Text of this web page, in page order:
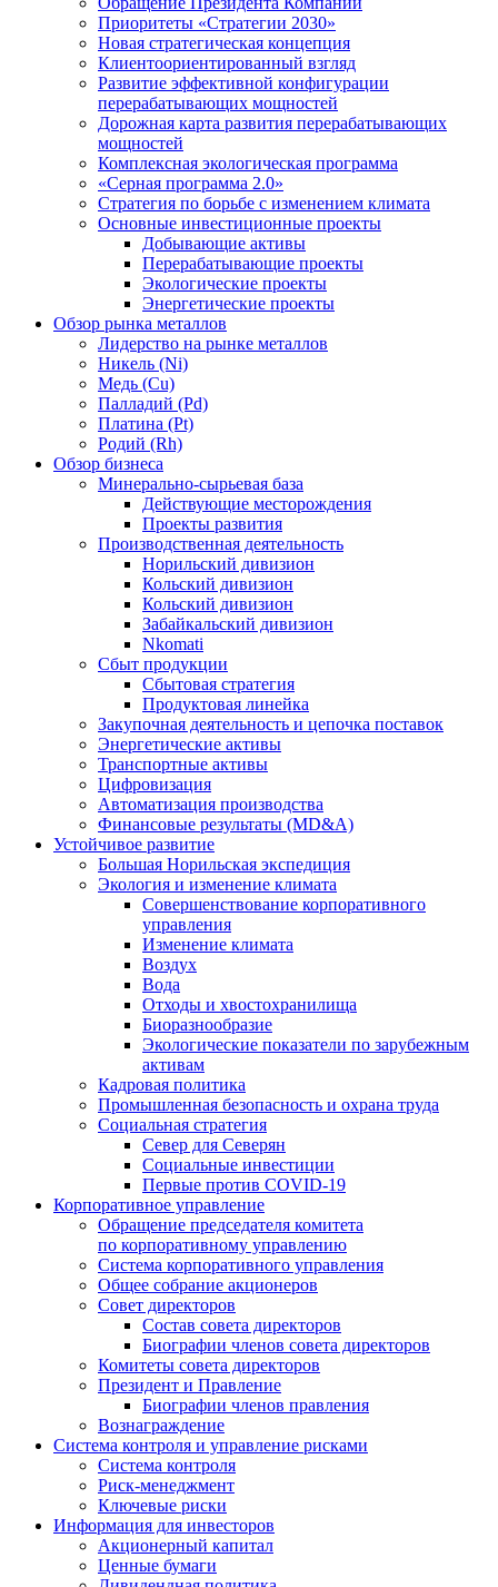
Приоритеты «Стратегии 2030»
Новая стратегическая концепция
Клиентоориентированный взгляд
Развитие эффективной конфигурации
перерабатывающих мощностей
Дорожная карта развития перерабатывающих
мощностей
Комплексная экологическая программа
«Серная программа 2.0»
Стратегия по борьбе с изменением климата
Основные инвестиционные проекты
Добывающие активы
Перерабатывающие проекты
Экологические проекты
Энергетические проекты
Обзор рынка металлов
Лидерство на рынке металлов
Никель (Ni)
Медь (Cu)
Палладий (Pd)
Платина (Pt)
Родий (Rh)
Обзор бизнеса
Минерально-сырьевая база
Действующие месторождения
Проекты развития
Производственная деятельность
Норильский дивизион
Кольский дивизион
Кольский дивизион
Забайкальский дивизион
Nkomati
Сбыт продукции
Сбытовая стратегия
Продуктовая линейка
Закупочная деятельность и цепочка поставок
Энергетические активы
Транспортные активы
Цифровизация
Автоматизация производства
Финансовые результаты (MD&A)
Устойчивое развитие
Большая Норильская экспедиция
Экология и изменение климата
Совершенствование корпоративного
управления
Изменение климата
Воздух
Вода
Отходы и хвостохранилища
Биоразнообразие
Экологические показатели по зарубежным
активам
Кадровая политика
Промышленная безопасность и охрана труда
Социальная стратегия
Север для Северян
Социальные инвестиции
Первые против COVID‑19
Корпоративное управление
Обращение председателя комитета
по корпоративному управлению
Система корпоративного управления
Общее собрание акционеров
Совет директоров
Состав совета директоров
Биографии членов совета директоров
Комитеты совета директоров
Президент и Правление
Биографии членов правления
Вознаграждение
Система контроля и управление рисками
Система контроля
Риск-менеджмент
Ключевые риски
Информация для инвесторов
Акционерный капитал
Ценные бумаги